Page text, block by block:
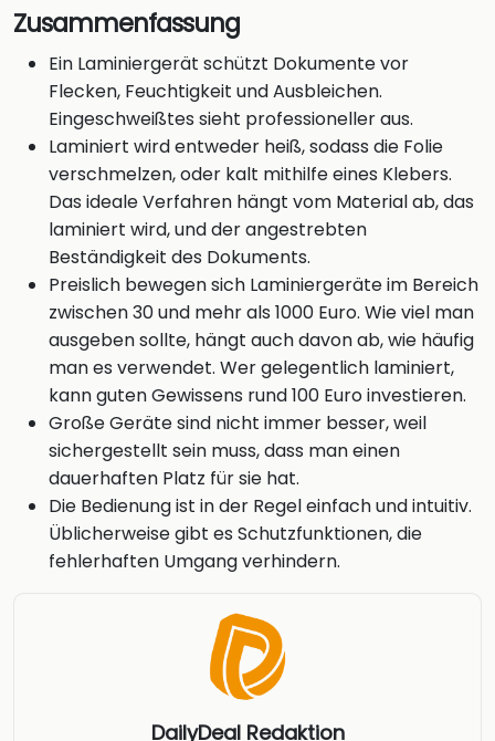
Zusammenfassung
Ein Laminiergerät schützt Dokumente vor
Flecken, Feuchtigkeit und Ausbleichen.
Eingeschweißtes sieht professioneller aus.
Laminiert wird entweder heiß, sodass die Folie
verschmelzen, oder kalt mithilfe eines Klebers.
Das ideale Verfahren hängt vom Material ab, das
laminiert wird, und der angestrebten
Beständigkeit des Dokuments.
Preislich bewegen sich Laminiergeräte im Bereich
zwischen 30 und mehr als 1000 Euro. Wie viel man
ausgeben sollte, hängt auch davon ab, wie häufig
man es verwendet. Wer gelegentlich laminiert,
kann guten Gewissens rund 100 Euro investieren.
Große Geräte sind nicht immer besser, weil
sichergestellt sein muss, dass man einen
dauerhaften Platz für sie hat.
Die Bedienung ist in der Regel einfach und intuitiv.
Üblicherweise gibt es Schutzfunktionen, die
fehlerhaften Umgang verhindern.
DailyDeal Redaktion